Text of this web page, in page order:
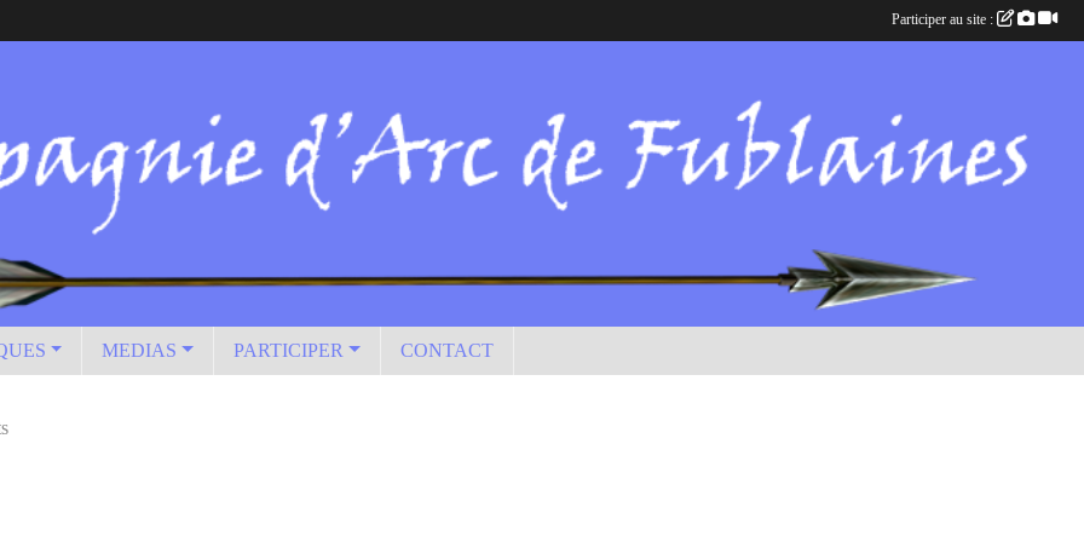
MEDIAS PARTICIPER CONTACT
Participer au site :